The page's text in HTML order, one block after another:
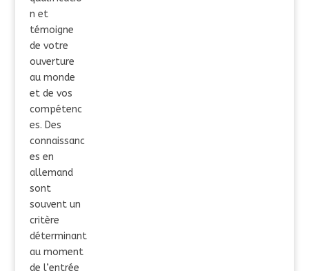
n et
témoigne
de votre
ouverture
au monde
et de vos
compétenc
es. Des
connaissanc
es en
allemand
sont
souvent un
critère
déterminant
au moment
de l’entrée